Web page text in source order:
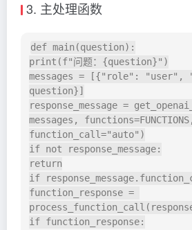
3. 主处理函数
def main(question):
print(f"问题：{question}")
messages = [{"role": "user",
question}]
response_message =
messages, functions=FUNCTIONS,
function_call="auto")
if not response_message:
return
if
function_response =
if function_response: